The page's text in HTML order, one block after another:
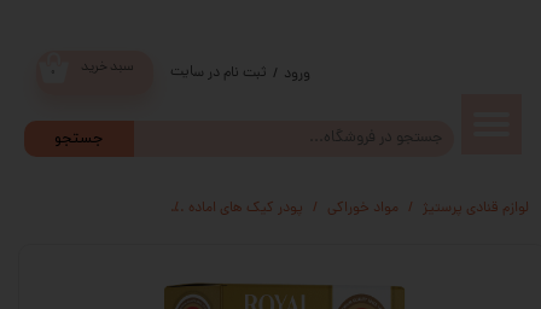
جستجو
سبد خرید ورود / ثبت نام در سایت
واژه
لوازم قنادی پرستیژ مواد خوراکی پودر کیک های اماده